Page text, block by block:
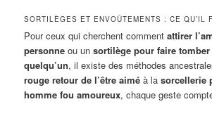
SORTILÈGES ET ENVOÛTEMENTS : CE QU’IL
Pour ceux qui cherchent commentattirer
personne ou unsortilège pour faire
quelqu’un, il existe des méthodes
rouge retour de l’être aimé à lasorcellerie
homme fou amoureux, chaque geste